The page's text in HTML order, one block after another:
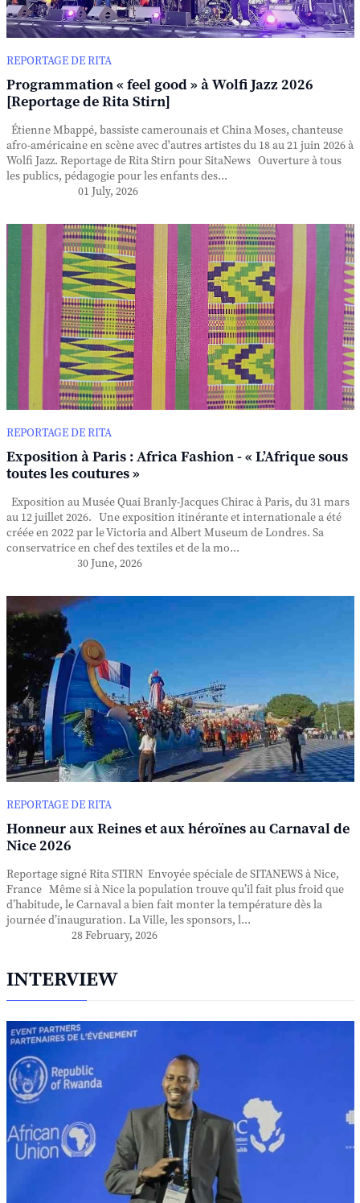
REPORTAGE DE RITA
Programmation « feel good » à Wolfi Jazz 2026
[Reportage de Rita Stirn]
Étienne Mbappé, bassiste camerounais et China Moses, chanteuse
afro-américaine en scène avec d'autres artistes du 18 au 21 juin 2026 à
Wolfi Jazz. Reportage de Rita Stirn pour SitaNews Ouverture à tous
les publics, pédagogie pour les enfants des...
01 July, 2026
REPORTAGE DE RITA
Exposition à Paris : Africa Fashion - « L’Afrique sous
toutes les coutures »
Exposition au Musée Quai Branly-Jacques Chirac à Paris, du 31 mars
au 12 juillet 2026. Une exposition itinérante et internationale a été
créée en 2022 par le Victoria and Albert Museum de Londres. Sa
conservatrice en chef des textiles et de la mo...
30 June, 2026
REPORTAGE DE RITA
Honneur aux Reines et aux héroïnes au Carnaval de
Nice 2026
Reportage signé Rita STIRN Envoyée spéciale de SITANEWS à Nice,
France Même si à Nice la population trouve qu’il fait plus froid que
d’habitude, le Carnaval a bien fait monter la température dès la
journée d’inauguration. La Ville, les sponsors, l...
28 February, 2026
INTERVIEW